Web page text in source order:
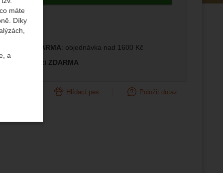
máte
Díky
a
a
se s
ČR ZDARMA: objednávka nad 1600 Kč
velikosti ZDARMA
Hlídací pes Položit dotaz